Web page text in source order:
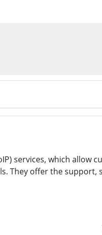
services, which allow
They offer the support,